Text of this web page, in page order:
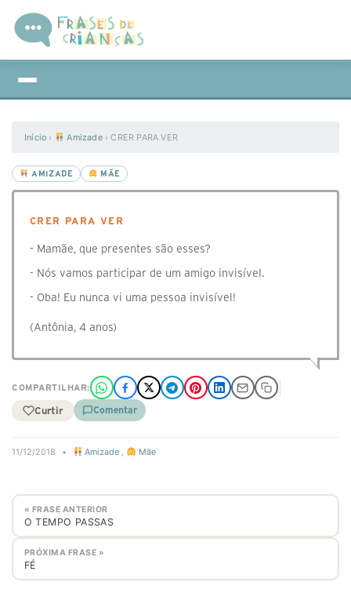
Início › Amizade ›CRER PARA VER
AMIZADE MÃE
CRER PARA VER
- Mamãe, que presentes são esses?
- Nós vamos participar de um amigo invisível.
- Oba! Eu nunca vi uma pessoa invisível!
(Antônia, 4 anos)
COMPARTILHAR:
Curtir Comentar
11/12/2018 • Amizade , Mãe
« FRASE ANTERIOR
O TEMPO PASSAS
PRÓXIMA FRASE »
FÉ